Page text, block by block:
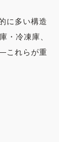
に多い構造
・冷凍庫、
これらが重